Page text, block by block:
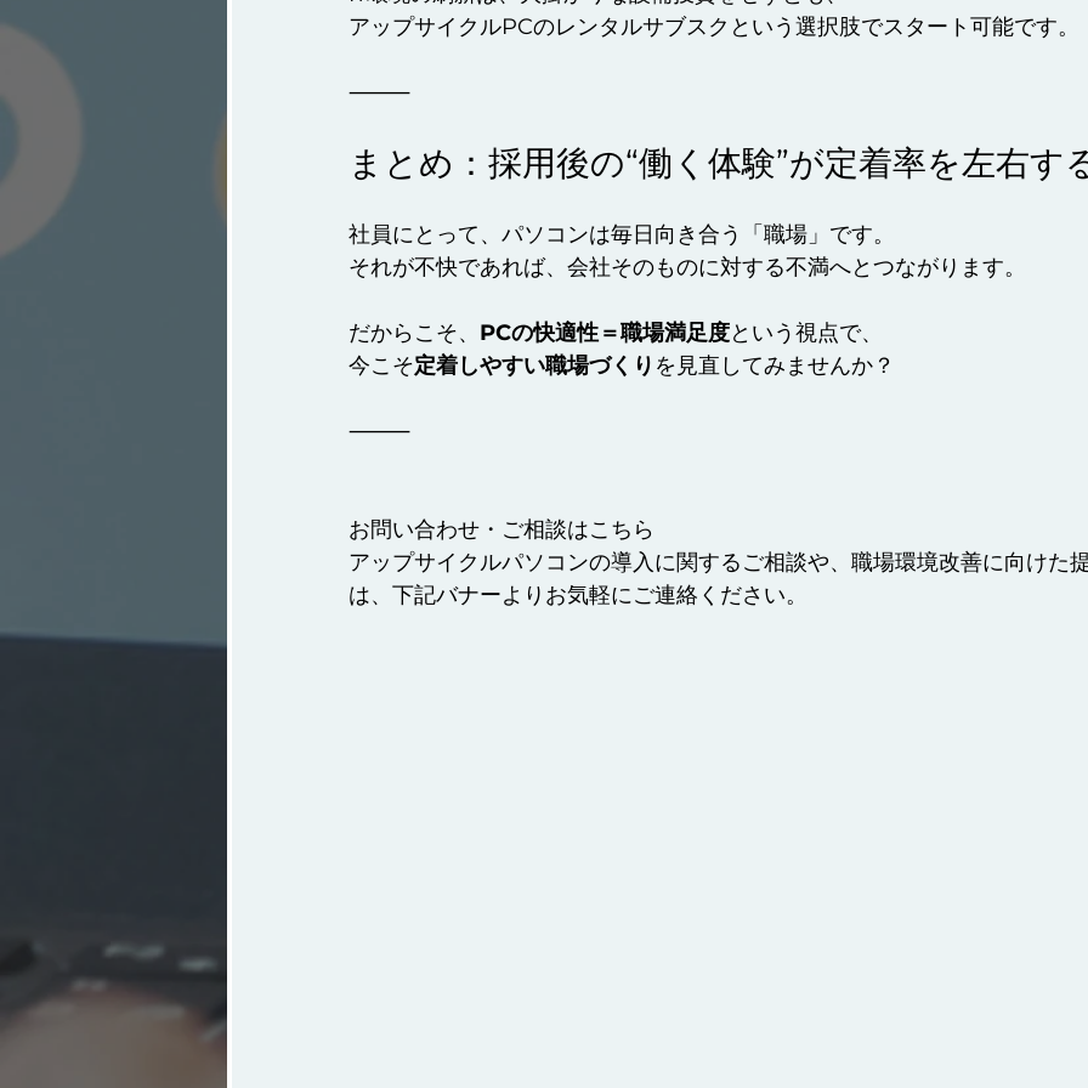
アップサイクルPCのレンタルサブスクという選択肢でスタート可能です。
⸻
まとめ：採用後の“働く体験”が定着率を左右す
社員にとって、パソコンは毎日向き合う「職場」です。
それが不快であれば、会社そのものに対する不満へとつながります。
だからこそ、 PCの快適性＝職場満足度という視点で、
今こそ定着しやすい職場づくり を見直してみませんか？
⸻
お問い合わせ・ご相談はこちら
アップサイクルパソコンの導入に関するご相談や、職場環境改善に向けた
は、下記バナーよりお気軽にご連絡ください。